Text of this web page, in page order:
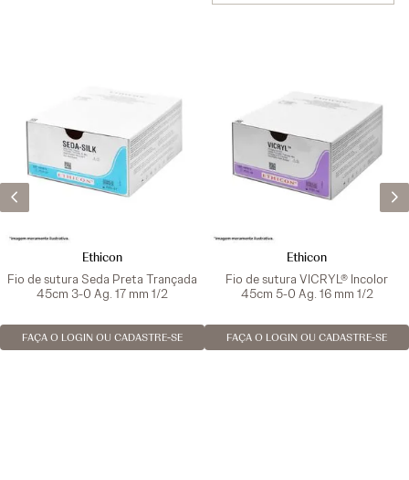
Ethicon
Fio de sutura Seda Preta Trançada
45cm 3-0 Ag. 17 mm 1/2
FAÇA O LOGIN OU CADASTRE-SE
Ethicon
Fio de sutura VICRYL® Incolor
45cm 5-0 Ag. 16 mm 1/2
FAÇA O LOGIN OU CADASTRE-SE